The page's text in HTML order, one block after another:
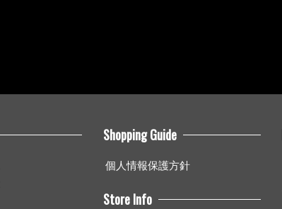
Shopping Guide
個人情報保護方針
Store Info